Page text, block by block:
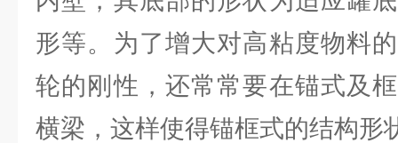
形等。为了增大对高粘度物料
轮的刚性，还常常要在锚式及
横梁，这样使得锚框式的结构形